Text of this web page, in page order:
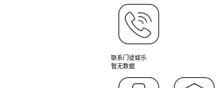
联系门徒娱乐
暂无数据